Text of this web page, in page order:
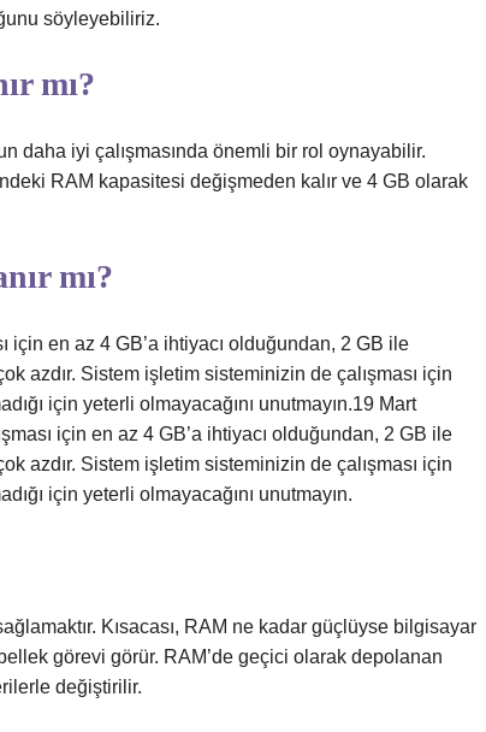
söyleyebiliriz.
mı?
daha iyi çalışmasında önemli bir rol oynayabilir.
RAM kapasitesi değişmeden kalır ve 4 GB olarak
mı?
için en az 4 GB’a ihtiyacı olduğundan, 2 GB ile
azdır. Sistem işletim sisteminizin de çalışması için
için yeterli olmayacağını unutmayın.19 Mart
için en az 4 GB’a ihtiyacı olduğundan, 2 GB ile
azdır. Sistem işletim sisteminizin de çalışması için
için yeterli olmayacağını unutmayın.
Kısacası, RAM ne kadar güçlüyse bilgisayar
görevi görür. RAM’de geçici olarak depolanan
değiştirilir.